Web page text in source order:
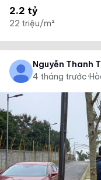
2.2 tỷ
22 triệu/m²
Nguyễn Thanh
4 tháng trước·